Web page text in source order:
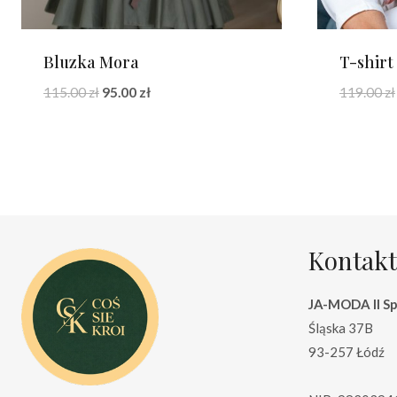
Bluzka Mora
115.00zł Pierwotna
95.00 złAktualna
T-shirt
119.00zł
Kontakt
JA-MODA II
Śląska 37B
93-257 Łódź